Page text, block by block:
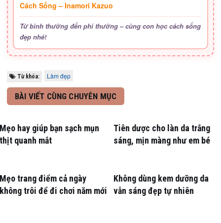
Cách Sống – Inamori Kazuo
Từ bình thường đến phi thường – cùng con học cách sống
đẹp nhé!
Từ khóa: Làm đẹp
BÀI VIẾT CÙNG CHUYÊN MỤC
Mẹo hay giúp bạn sạch mụn
thịt quanh mắt
Tiên dược cho làn da trắng
sáng, mịn màng như em bé
Mẹo trang điểm cả ngày
không trôi để đi chơi năm mới
Không dùng kem dưỡng da
vẫn sáng đẹp tự nhiên